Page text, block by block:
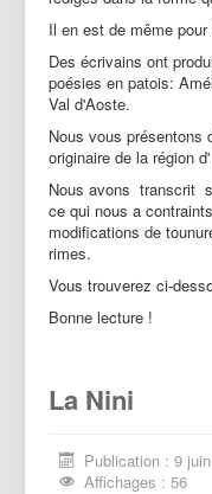
Il en est de même
Des écrivains ont
poésies en patois:
Val d'Aoste.
Nous vous présentons
originaire de la région
Nous avons transcrit
ce qui nous a
modifications de
rimes.
Vous trouverez ci-
Bonne lecture !
La Nini
Publication : 9
Affichages : 56